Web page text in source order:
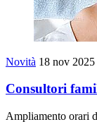
Novità 18 nov 2025
Consultori
Ampliamento orari